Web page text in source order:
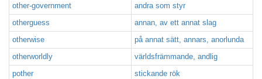
other-government
andra som styr
otherguess
annan, av ett annat slag
otherwise
på annat sätt, annars, anorlunda
otherworldly
världsfrämmande, andlig
pother
stickande rök